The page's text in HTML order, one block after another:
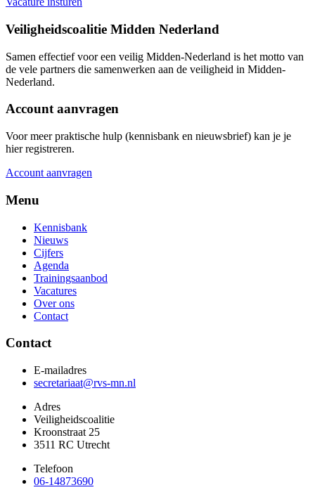
Veiligheidscoalitie Midden Nederland
Samen effectief voor een veilig Midden-Nederland is het motto van
de vele partners die samenwerken aan de veiligheid in Midden-
Nederland.
Account aanvragen
Voor meer praktische hulp (kennisbank en nieuwsbrief) kan je je
hier registreren.
Account aanvragen
Menu
Kennisbank
Nieuws
Cijfers
Agenda
Trainingsaanbod
Vacatures
Over ons
Contact
Contact
E-mailadres
secretariaat@rvs-mn.nl
Adres
Veiligheidscoalitie
Kroonstraat 25
3511 RC Utrecht
Telefoon
06-14873690